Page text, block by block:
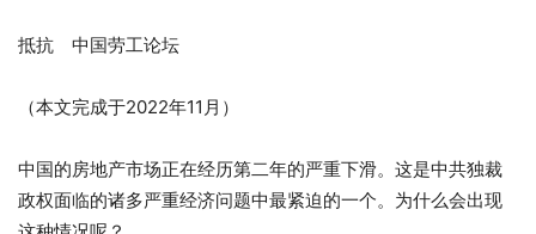
抵抗 中国劳工论坛
（本文完成于2022年11月）
中国的房地产市场正在经历第二年的严重下滑。这是中共独裁
政权面临的诸多严重经济问题中最紧迫的一个。为什么会出现